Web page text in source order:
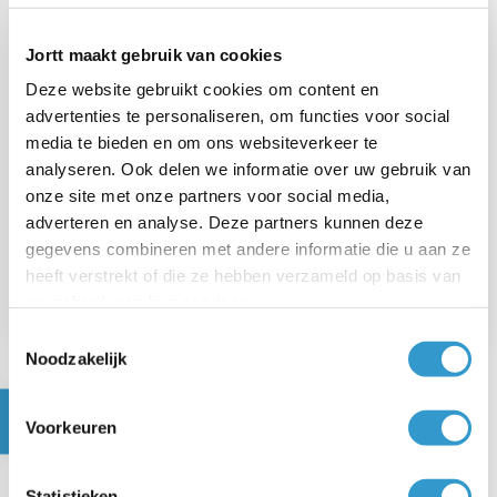
Jortt maakt gebruik van cookies
Deze website gebruikt cookies om content en
advertenties te personaliseren, om functies voor social
media te bieden en om ons websiteverkeer te
analyseren. Ook delen we informatie over uw gebruik van
onze site met onze partners voor social media,
adverteren en analyse. Deze partners kunnen deze
gegevens combineren met andere informatie die u aan ze
heeft verstrekt of die ze hebben verzameld op basis van
Noodzakelijk
Voorkeuren
VORIG ARTIKEL
←VPB - Gegevens belastbare winst
VOLGEND ARTIKEL
VPB - Voorwaartse verliesverrekening→
Veelgestelde vragen over
de investeringsaftrek in de